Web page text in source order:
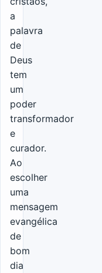
a
palavra
de
Deus
tem
um
poder
transformador
e
curador.
Ao
escolher
uma
mensagem
evangélica
de
bom
dia